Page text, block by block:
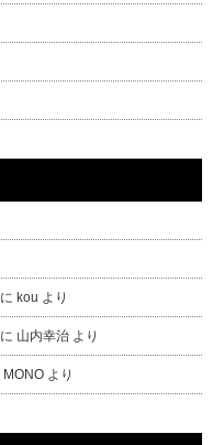
に kou より
に 山内幸治 より
MONO より